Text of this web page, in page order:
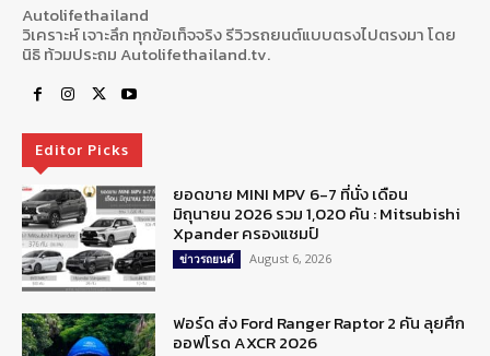
Autolifethailand
วิเคราะห์ เจาะลึก ทุกข้อเท็จจริง รีวิวรถยนต์แบบตรงไปตรงมา โดย
นิธิ ท้วมประถม Autolifethailand.tv.
Editor Picks
ยอดขาย MINI MPV 6-7 ที่นั่ง เดือน
มิถุนายน 2026 รวม 1,020 คัน : Mitsubishi
Xpander ครองแชมป์
ข่าวรถยนต์ August 6, 2026
ฟอร์ด ส่ง Ford Ranger Raptor 2 คัน ลุยศึก
ออฟโรด AXCR 2026